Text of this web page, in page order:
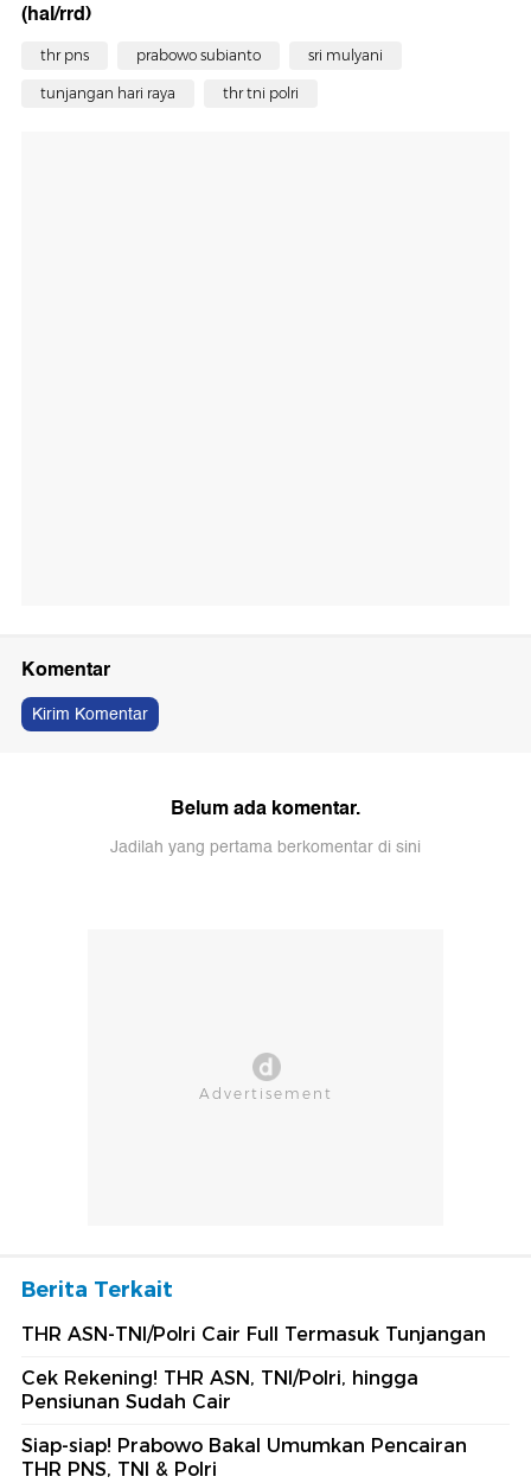
(hal/rrd)
thr pns prabowo subianto sri mulyani
tunjangan hari raya thr tni polri
Komentar
Kirim Komentar
Belum ada komentar.
Jadilah yang pertama berkomentar di sini
Berita Terkait
THR ASN-TNI/Polri Cair Full Termasuk Tunjangan
Cek Rekening! THR ASN, TNI/Polri, hingga
Pensiunan Sudah Cair
Siap-siap! Prabowo Bakal Umumkan Pencairan
THR PNS, TNI & Polri